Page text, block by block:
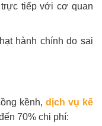
tiếp với cơ quan
hành chính do sai
kềnh, dịch vụ kế
70% chi phí: